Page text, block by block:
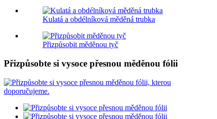
Kulatá a obdélníková měděná trubka
Přizpůsobit měděnou tyč
Přizpůsobte si vysoce přesnou měděnou fólii